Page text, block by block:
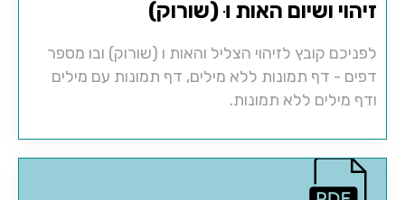
זיהוי ושיום האות וּ (שורוק)
לפניכם קובץ לזיהוי הצליל והאות ו (שורוק) ובו מספר
דפים - דף תמונות ללא מילים, דף תמונות עם מילים
ודף מילים ללא תמונות.